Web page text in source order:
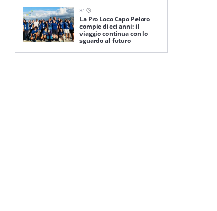
3'
La Pro Loco Capo Peloro
compie dieci anni: il
viaggio continua con lo
sguardo al futuro